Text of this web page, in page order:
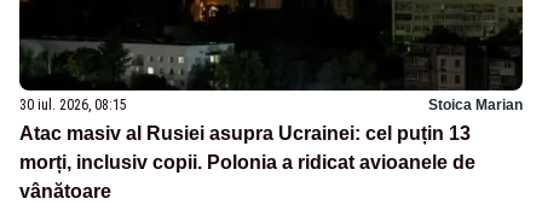
30 iul. 2026, 08:15 Stoica Marian
Atac masiv al Rusiei asupra Ucrainei: cel puțin 13
morți, inclusiv copii. Polonia a ridicat avioanele de
vânătoare